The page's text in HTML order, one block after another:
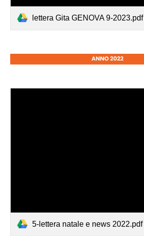
lettera Gita GENOVA 9-2023.pdf
5-lettera natale e news 2022.pdf